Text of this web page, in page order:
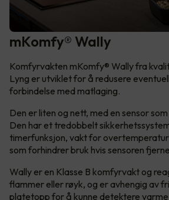
mKomfy® Wally
Komfyrvakten mKomfy® Wally fra
Lyng er utviklet for å redusere
forbindelse med matlaging.
Den er liten og nett, med en sensor
Den har et tredobbelt
timerfunksjon, vakt for
som forhindrer bruk hvis sensoren
Wally er en Klasse B komfyrvakt og
flammer eller røyk, og er avhengig av
platetopp for å kunne detektere